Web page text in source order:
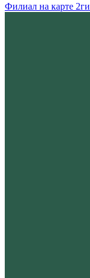
Филиал на карте